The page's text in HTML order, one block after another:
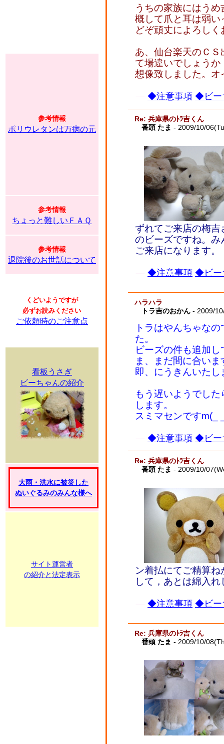
参考情報
ポリウレタンは万病の元
参考情報
ちょっと難しいＦＡＱ
参考情報
退院後のお世話について
くどいようですが
必ずお読みください
ご依頼時のご注意点
看板うさぎ
ビーちゃんの紹介
大雨・洪水に被災した
ぬいぐるみのみんな様へ
サイト運営者
の紹介と法定表示
うちの家族にはう
概して爪と耳は弱い
どぞ頑丈によろし
あ、仙台楽天のＣ
て場違いでしょう
想像致しました。
◆注意事項 ◆ビー
Re: 兵庫県のﾄﾗ吉くん
番頭 たま - 2009/10/
ずれてご来店の梅
のビーズですね。
ご来店になります
◆注意事項 ◆ビー
ハラハラ
トラ吉のおかん - 2009/
トラはやんちゃな
た。
ビーズの件も追加
ま、まだ間に合い
即、にうきんいた
もう遅いようでし
します。
スミマセンですm(_
◆注意事項 ◆ビー
Re: 兵庫県のﾄﾗ吉くん
番頭 たま - 2009/10/
ン着払にてご精算
して，あとは綿入
◆注意事項 ◆ビー
Re: 兵庫県のﾄﾗ吉くん
番頭 たま - 2009/10/